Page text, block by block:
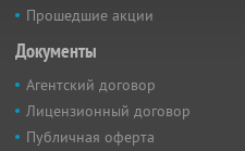
Прошедшие акции
Документы
Агентский договор
Лицензионный договор
Публичная оферта